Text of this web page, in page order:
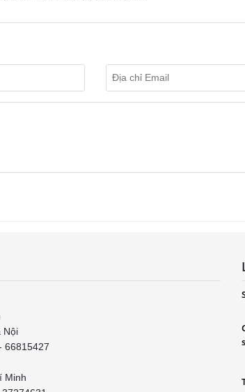
Nội
66815427
Minh